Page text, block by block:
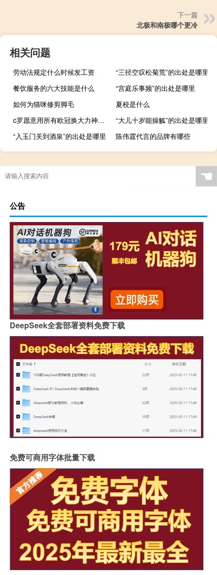
下一篇
北极和南极哪个更冷
相关问题
劳动法规定什么时候发工资
“三径空叹松菊荒”的出处是哪里
餐饮服务的六大技能是什么
“宫庭乐事频”的出处是哪里
如何为猫咪修剪脚毛
夏校是什么
c罗愿意用所有欧冠换大力神杯吗 C罗拿过大力神杯吗
“大儿十岁能操觚”的出处是哪里
“入玉门关到酒泉”的出处是哪里
陈伟霆代言的品牌有哪些
☚
公告
DeepSeek全套部署资料免费下载
免费可商用字体批量下载